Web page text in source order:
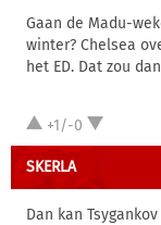
Gaan de Madu-
winter? Chelsea
het ED. Dat zou
+1/-0
SKERLA
Dan kan